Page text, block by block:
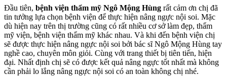
Đầu tiên, bệnh viện thẩm mỹ Ngô Mộng Hùng rất cảm ơn chị đã
tin tưởng lựa chọn bệnh viện để thực hiện nâng ngực nội soi. Mặc
dù hiện nay trên thị trường cũng có rất nhiều cơ sở làm đẹp, thẩm
mỹ viện, bệnh viện thẩm mỹ khác nhau. Và khi đến bệnh viện chị
sẽ được thực hiện nâng ngực nội soi bởi bác sĩ Ngô Mộng Hùng tay
nghề cao, chuyên môn giỏi. Cùng với trang thiết bị tiên tiến, hiện
đại. Nhất định chị sẽ có được kết quả nâng ngực tốt nhất mà không
cần phải lo lắng nâng ngực nội soi có an toàn không chị nhé.